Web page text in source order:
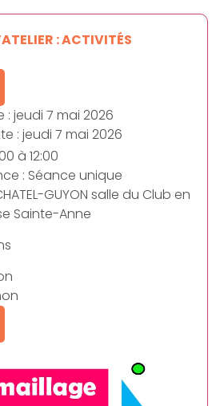
: ACTIVITÉS
: jeudi 7 mai 2026
: jeudi 7 mai 2026
à 12:00
: Séance unique
GUYON salle du Club en
Sainte-Anne